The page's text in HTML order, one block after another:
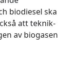
biodiesel ska
att teknik-
av biogasen